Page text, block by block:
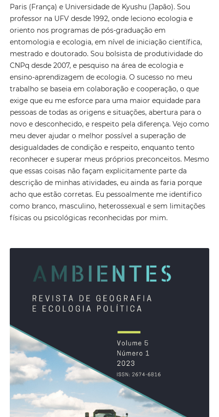
Paris (França) e Universidade de Kyushu (Japão). Sou
professor na UFV desde 1992, onde leciono ecologia e
oriento nos programas de pós-graduação em
entomologia e ecologia, em nível de iniciação científica,
mestrado e doutorado. Sou bolsista de produtividade do
CNPq desde 2007, e pesquiso na área de ecologia e
ensino-aprendizagem de ecologia. O sucesso no meu
trabalho se baseia em colaboração e cooperação, o que
exige que eu me esforce para uma maior equidade para
pessoas de todas as origens e situações, abertura para o
novo e desconhecido, e respeito pela diferença. Vejo como
meu dever ajudar o melhor possível a superação de
desigualdades de condição e respeito, enquanto tento
reconhecer e superar meus próprios preconceitos. Mesmo
que essas coisas não façam explicitamente parte da
descrição de minhas atividades, eu ainda as faria porque
acho que estão corretas. Eu pessoalmente me identifico
como branco, masculino, heterossexual e sem limitações
físicas ou psicológicas reconhecidas por mim.